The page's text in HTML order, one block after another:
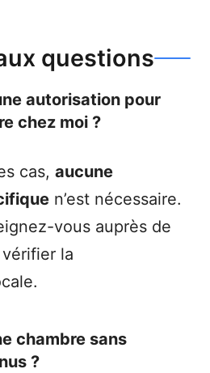
questions
autorisation pour
chez moi ?
cas, aucune
n’est nécessaire.
vous auprès de
la
chambre sans
?